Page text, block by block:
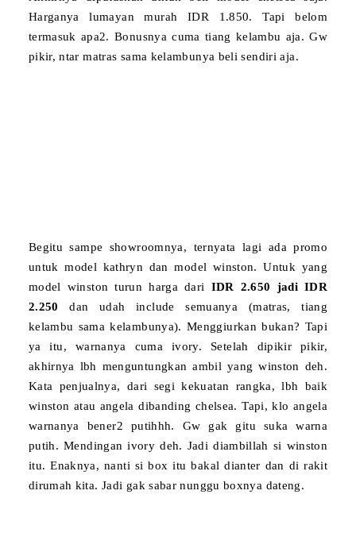
Harganya lumayan murah IDR 1.850. Tapi belom
termasuk apa2. Bonusnya cuma tiang kelambu aja. Gw
pikir, ntar matras sama kelambunya beli sendiri aja.
Begitu sampe showroomnya, ternyata lagi ada promo
untuk model kathryn dan model winston. Untuk yang
model winston turun harga dari IDR 2.650 jadi IDR
2.250
dan udah include semuanya (matras, tiang
kelambu sama kelambunya). Menggiurkan bukan? Tapi
ya itu, warnanya cuma ivory. Setelah dipikir pikir,
akhirnya lbh menguntungkan ambil yang winston deh.
Kata penjualnya, dari segi kekuatan rangka, lbh baik
winston atau angela dibanding chelsea. Tapi, klo angela
warnanya bener2 putihhh. Gw gak gitu suka warna
putih. Mendingan ivory deh. Jadi diambillah si winston
itu. Enaknya, nanti si box itu bakal dianter dan di rakit
dirumah kita. Jadi gak sabar nunggu boxnya dateng.